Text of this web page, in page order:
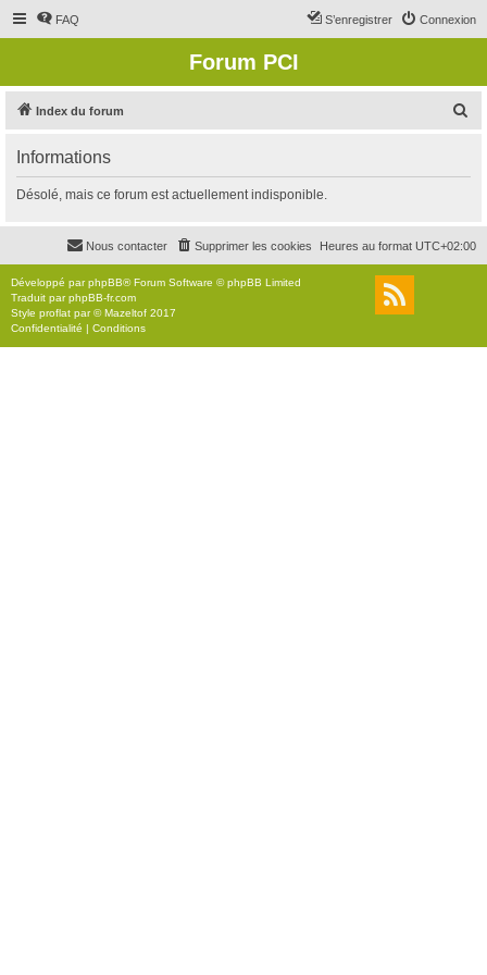
FAQ Connexion
S’enregistrer
Forum PCI
Index du forum
r
c
r
Informations
Désolé, mais ce forum est actuellement indisponible.
Heures au format UTC+02:00
Supprimer les cookies
Nous contacter
Développé parphpBB® Forum Software © phpBB Limited
Traduit parphpBB-fr.com
Style proflat par ©Mazeltof 2017
Confidentialité | Conditions